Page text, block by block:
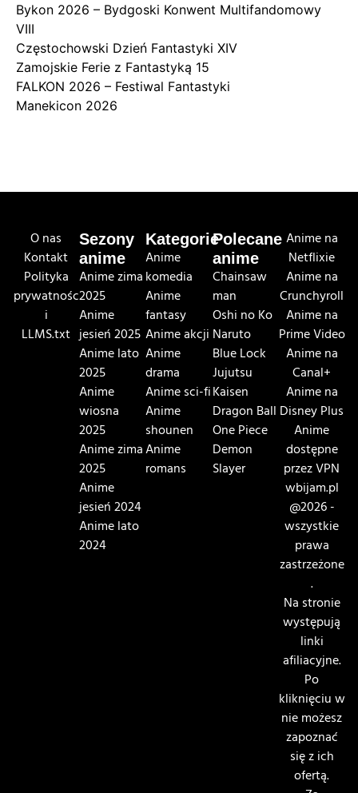
Bykon 2026 – Bydgoski Konwent Multifandomowy
VIII
Częstochowski Dzień Fantastyki XIV
Zamojskie Ferie z Fantastyką 15
FALKON 2026 – Festiwal Fantastyki
Manekicon 2026
O nas
Kontakt
Polityka
prywatnośc
i
LLMS.txt
Sezony
anime
Anime zima
2025
Anime
jesień 2025
Anime lato
2025
Anime
wiosna
2025
Anime zima
2025
Anime
jesień 2024
Anime lato
2024
Kategorie
Anime
komedia
Anime
fantasy
Anime akcji
Anime
drama
Anime sci-fi
Anime
shounen
Anime
romans
Polecane
anime
Chainsaw
man
Oshi no Ko
Naruto
Blue Lock
Jujutsu
Kaisen
Dragon Ball
One Piece
Demon
Slayer
Anime na
Netflixie
Anime na
Crunchyroll
Anime na
Prime Video
Anime na
Canal+
Anime na
Disney Plus
Anime
dostępne
przez VPN
wbijam.pl
@2026 -
wszystkie
prawa
zastrzeżone
.
Na stronie
występują
linki
afiliacyjne.
Po
kliknięciu w
nie możesz
zapoznać
się z ich
ofertą.